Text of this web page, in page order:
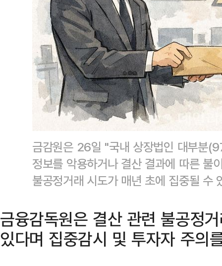
금감원은 26일 "국내 상장법인 대부분
정보를 악용하거나 결산 결과에 따른 불
불공정거래 시도가 매년 초에 집중될
금융감독원은 결산 관련 불공정
있다며 집중감시 및 투자자 주의